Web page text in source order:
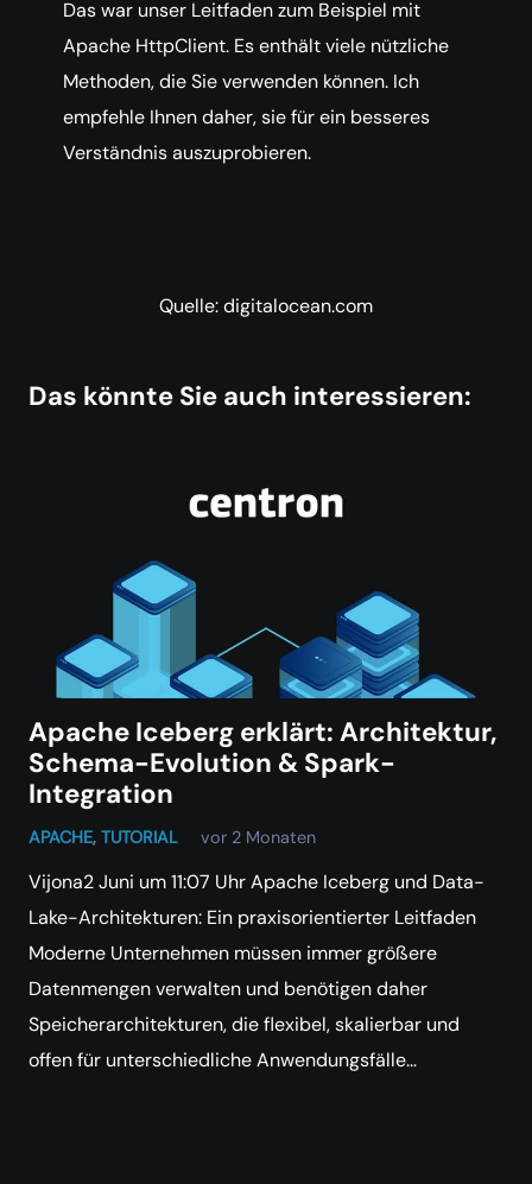
Das war unser Leitfaden zum Beispiel mit
Apache HttpClient. Es enthält viele nützliche
Methoden, die Sie verwenden können. Ich
empfehle Ihnen daher, sie für ein besseres
Verständnis auszuprobieren.
Quelle: digitalocean.com
Das könnte Sie auch interessieren:
Apache Iceberg erklärt: Architektur,
Schema-Evolution & Spark-
Integration
APACHE, TUTORIAL vor 2 Monaten
Vijona2 Juni um 11:07 Uhr Apache Iceberg und Data-
Lake-Architekturen: Ein praxisorientierter Leitfaden
Moderne Unternehmen müssen immer größere
Datenmengen verwalten und benötigen daher
Speicherarchitekturen, die flexibel, skalierbar und
offen für unterschiedliche Anwendungsfälle…